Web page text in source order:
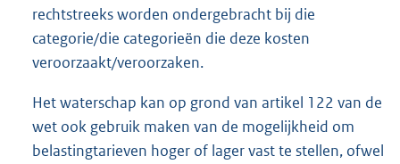
rechtstreeks worden ondergebracht bij die
categorie/die categorieën die deze kosten
veroorzaakt/veroorzaken.
Het waterschap kan op grond van artikel 122 van de
wet ook gebruik maken van de mogelijkheid om
belastingtarieven hoger of lager vast te stellen, ofwel